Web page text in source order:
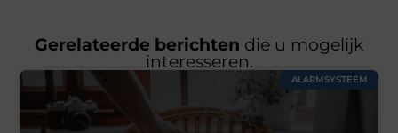
Gerelateerde berichten die u mogelijk
interesseren.
ALARMSYSTEEM